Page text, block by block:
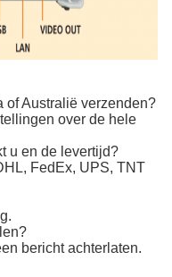
of Australië verzenden?
over de hele
u en de levertijd?
FedEx, UPS, TNT
bericht achterlaten.